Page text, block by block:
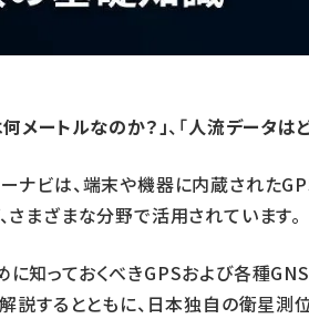
メートルなのか？」、「人流データは
ナビは、端末や機器に内蔵された
さまざまな分野で活用されています。
知っておくべきGPSおよび各種
説するとともに、日本独自の衛星測